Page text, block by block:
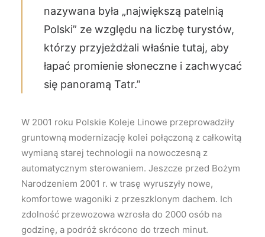
nazywana była „największą patelnią
Polski” ze względu na liczbę turystów,
którzy przyjeżdżali właśnie tutaj, aby
łapać promienie słoneczne i zachwycać
się panoramą Tatr.”
W 2001 roku Polskie Koleje Linowe przeprowadziły
gruntowną modernizację kolei połączoną z całkowitą
wymianą starej technologii na nowoczesną z
automatycznym sterowaniem. Jeszcze przed Bożym
Narodzeniem 2001 r. w trasę wyruszyły nowe,
komfortowe wagoniki z przeszklonym dachem. Ich
zdolność przewozowa wzrosła do 2000 osób na
godzinę, a podróż skrócono do trzech minut.